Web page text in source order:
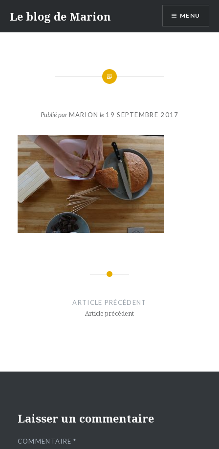
contenu
Le blog de Marion MENU
Publié parMARION le 19 SEPTEMBRE 2017
ARTICLE PRÉCÉDENT
Article précédent
Laisser un commentaire
COMMENTAIRE*